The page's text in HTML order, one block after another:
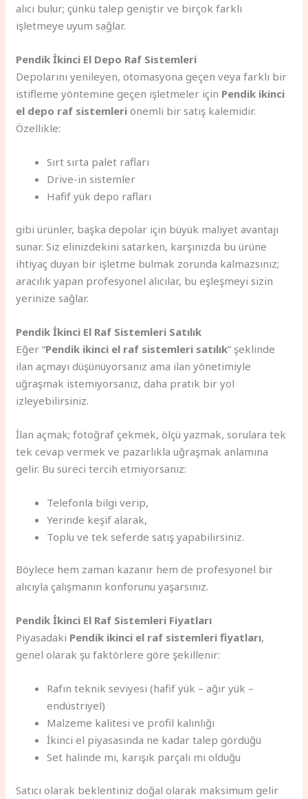
alıcı bulur; çünkü talep geniştir ve birçok farklı
işletmeye uyum sağlar.
Pendik İkinci El Depo Raf Sistemleri
Depolarını yenileyen, otomasyona geçen veya farklı bir
istifleme yöntemine geçen işletmeler için Pendik ikinci
el depo raf sistemleri önemli bir satış kalemidir.
Özellikle:
Sırt sırta palet rafları
Drive-in sistemler
Hafif yük depo rafları
gibi ürünler, başka depolar için büyük maliyet avantajı
sunar. Siz elinizdekini satarken, karşınızda bu ürüne
ihtiyaç duyan bir işletme bulmak zorunda kalmazsınız;
aracılık yapan profesyonel alıcılar, bu eşleşmeyi sizin
yerinize sağlar.
Pendik İkinci El Raf Sistemleri Satılık
Eğer “Pendik ikinci el raf sistemleri satılık” şeklinde
ilan açmayı düşünüyorsanız ama ilan yönetimiyle
uğraşmak istemiyorsanız, daha pratik bir yol
izleyebilirsiniz.
İlan açmak; fotoğraf çekmek, ölçü yazmak, sorulara tek
tek cevap vermek ve pazarlıkla uğraşmak anlamına
gelir. Bu süreci tercih etmiyorsanız:
Telefonla bilgi verip,
Yerinde keşif alarak,
Toplu ve tek seferde satış yapabilirsiniz.
Böylece hem zaman kazanır hem de profesyonel bir
alıcıyla çalışmanın konforunu yaşarsınız.
Pendik İkinci El Raf Sistemleri Fiyatları
Piyasadaki Pendik ikinci el raf sistemleri fiyatları,
genel olarak şu faktörlere göre şekillenir:
Rafın teknik seviyesi (hafif yük – ağır yük –
endüstriyel)
Malzeme kalitesi ve profil kalınlığı
İkinci el piyasasında ne kadar talep gördüğü
Set halinde mi, karışık parçalı mı olduğu
Satıcı olarak beklentiniz doğal olarak maksimum gelir